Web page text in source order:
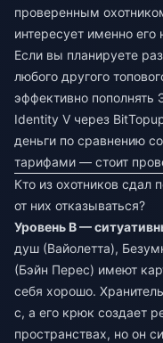
проверенным
интересует именно его
Если вы планируете
любого другого
эффективно пополнять
Identity V через
деньги по сравнению
тарифами — стоит
Кто из охотников сдал
от них отказываться?
Уровень B —
душ (Вайолетта),
(Бэйн Перес) имеют
себя хорошо.
с, а его крюк создает
пространствах, но он